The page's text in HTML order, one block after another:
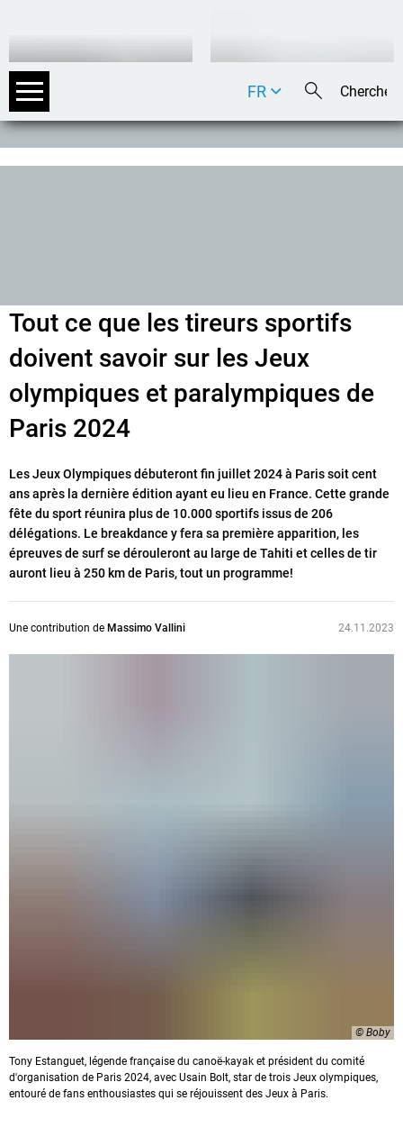
DE
FR
IT
Tout ce que les tireurs sportifs
doivent savoir sur les Jeux
olympiques et paralympiques de
Paris 2024
Les Jeux Olympiques débuteront fin juillet 2024 à Paris soit cent
ans après la dernière édition ayant eu lieu en France. Cette grande
fête du sport réunira plus de 10.000 sportifs issus de 206
délégations. Le breakdance y fera sa première apparition, les
épreuves de surf se dérouleront au large de Tahiti et celles de tir
auront lieu à 250 km de Paris, tout un programme!
Une contribution de Massimo Vallini 24.11.2023
© Boby
Tony Estanguet, légende française du canoë-kayak et président du comité
d'organisation de Paris 2024, avec Usain Bolt, star de trois Jeux olympiques,
entouré de fans enthousiastes qui se réjouissent des Jeux à Paris.